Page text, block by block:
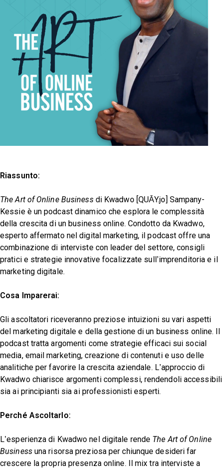
Riassunto:
The Art of Online Businessdi Kwadwo [QUĀY.jo] Sampany-
Kessie è un podcast dinamico che esplora le complessità
della crescita di un business online. Condotto da Kwadwo,
esperto affermato nel digital marketing, il podcast offre una
combinazione di interviste con leader del settore, consigli
pratici e strategie innovative focalizzate sull’imprenditoria e il
marketing digitale.
Cosa Imparerai:
Gli ascoltatori riceveranno preziose intuizioni su vari aspetti
del marketing digitale e della gestione di un business online. Il
podcast tratta argomenti come strategie efficaci sui social
media, email marketing, creazione di contenuti e uso delle
analitiche per favorire la crescita aziendale. L’approccio di
Kwadwo chiarisce argomenti complessi, rendendoli accessibili
sia ai principianti sia ai professionisti esperti.
Perché Ascoltarlo:
L’esperienza di Kwadwo nel digitale rende The Art of Online
Businessuna risorsa preziosa per chiunque desideri far
crescere la propria presenza online. Il mix tra interviste a